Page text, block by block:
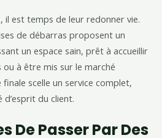
il est temps de leur redonner vie.
de débarras proposent un
un espace sain, prêt à accueillir
à être mis sur le marché
scelle un service complet,
du client.
De Passer Par Des